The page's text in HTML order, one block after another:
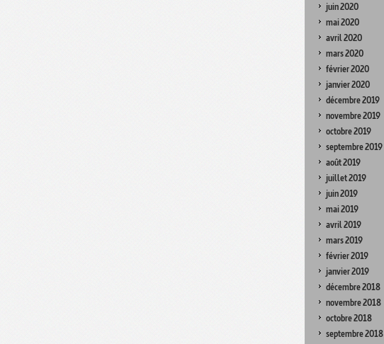
juin 2020
mai 2020
avril 2020
mars 2020
février 2020
janvier 2020
décembre 2019
novembre 2019
octobre 2019
septembre 2019
août 2019
juillet 2019
juin 2019
mai 2019
avril 2019
mars 2019
février 2019
janvier 2019
décembre 2018
novembre 2018
octobre 2018
septembre 2018